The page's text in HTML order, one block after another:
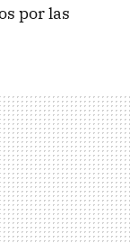
por las